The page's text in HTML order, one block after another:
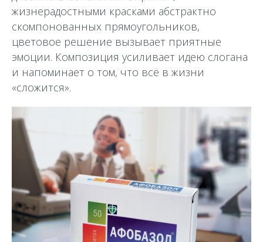
жизнерадостными красками абстрактно
скомпонованных прямоугольников,
цветовое решение вызывает приятные
эмоции. Композиция усиливает идею слогана
и напоминает о том, что всё в жизни
«сложится».